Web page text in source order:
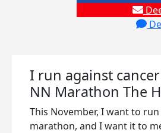
I run against
NN Marathon The
This November, I want to
marathon, and I want it to